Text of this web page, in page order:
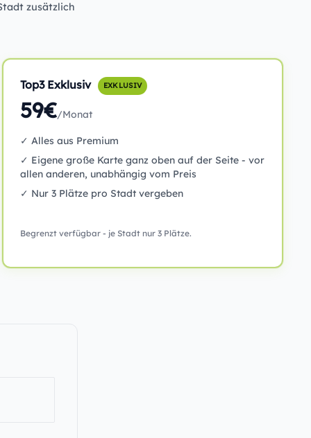
zusätzlich
Top3 Exklusiv EXKLUSIV
59€/Monat
✓ Alles aus Premium
✓ Eigene große Karte ganz oben auf der Seite - vor
allen anderen, unabhängig vom Preis
✓ Nur 3 Plätze pro Stadt vergeben
Begrenzt verfügbar - je Stadt nur 3 Plätze.